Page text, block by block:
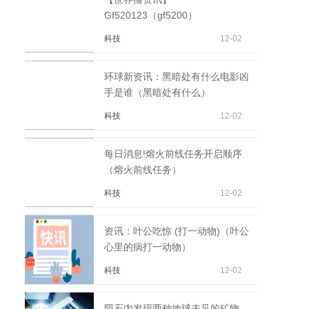
Gf520123（gf5200）
科技 12-02
环球新资讯：黑暗处有什么电影凶
手是谁（黑暗处有什么）
科技 12-02
每日消息!熔火前线任务开启顺序
（熔火前线任务）
科技 12-02
资讯：叶公吃惊 (打一动物)（叶公
心里的病打一动物）
科技 12-02